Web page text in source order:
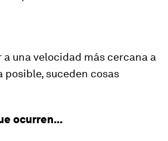
una velocidad más cercana a
posible, suceden cosas
ocurren...